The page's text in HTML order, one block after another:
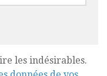
les indésirables.